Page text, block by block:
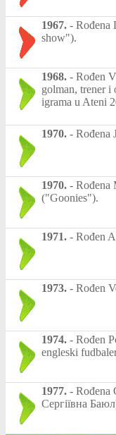
1967. - Rođena
show").
1968. - Rođen
golman, trener i
igrama u Ateni
1970. - Rođena
1970. - Rođena
("Goonies").
1971. - Rođen
1973. - Rođen
1974. - Rođen
engleski
1977. - Rođena
Сергіївна